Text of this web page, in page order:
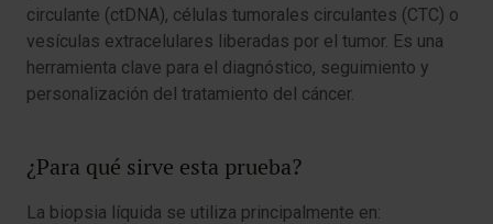
circulante (ctDNA), células tumorales circulantes (CTC) o
vesículas extracelulares liberadas por el tumor. Es una
herramienta clave para el diagnóstico, seguimiento y
personalización del tratamiento del cáncer.
¿Para qué sirve esta prueba?
La biopsia líquida se utiliza principalmente en: